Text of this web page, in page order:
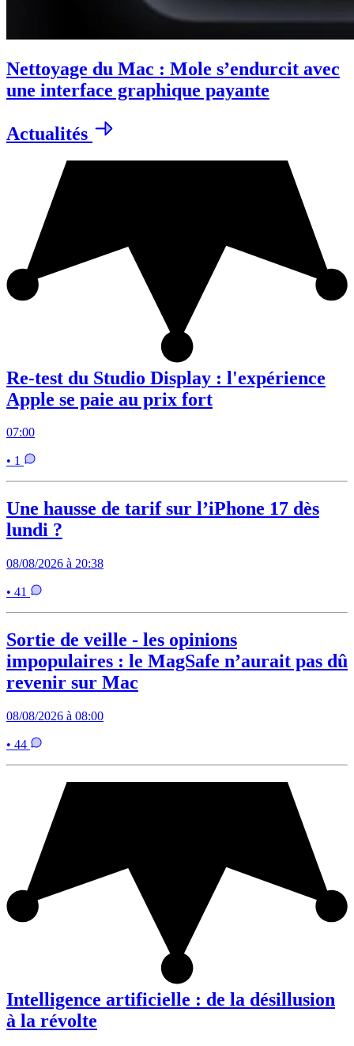
Nettoyage du Mac : Mole s’endurcit avec
une interface graphique payante
Actualités
Re-test du Studio Display : l'expérience
Apple se paie au prix fort
07:00
• 1
Une hausse de tarif sur l’iPhone 17 dès
lundi ?
08/08/2026 à 20:38
• 41
Sortie de veille - les opinions
impopulaires : le MagSafe n’aurait pas dû
revenir sur Mac
08/08/2026 à 08:00
• 44
Intelligence artificielle : de la désillusion
à la révolte